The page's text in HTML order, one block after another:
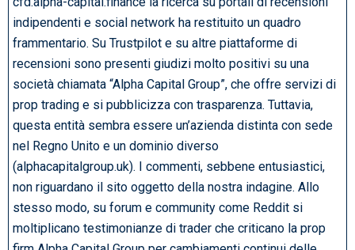
indipendenti e social network ha restituito un quadro
frammentario. Su Trustpilot e su altre piattaforme di
recensioni sono presenti giudizi molto positivi su una
società chiamata “Alpha Capital Group”, che offre servizi di
prop trading e si pubblicizza con trasparenza. Tuttavia,
questa entità sembra essere un’azienda distinta con sede
nel Regno Unito e un dominio diverso
(alphacapitalgroup.uk). I commenti, sebbene entusiastici,
non riguardano il sito oggetto della nostra indagine. Allo
stesso modo, su forum e community come Reddit si
moltiplicano testimonianze di trader che criticano la prop